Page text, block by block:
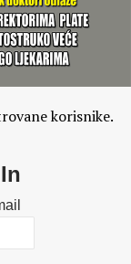
korisnike.